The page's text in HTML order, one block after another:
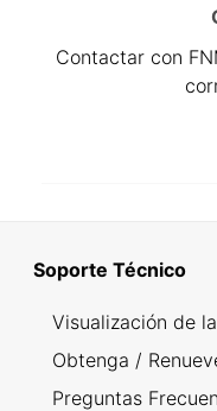
Contactar con
Soporte Técnico
Visualización de
Obtenga /
Preguntas